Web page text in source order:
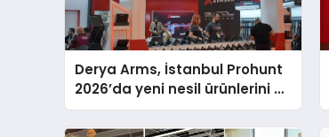
Derya Arms, İstanbul Prohunt
2026’da yeni nesil ürünlerini ve
global marka vizyonunu
sergiledi